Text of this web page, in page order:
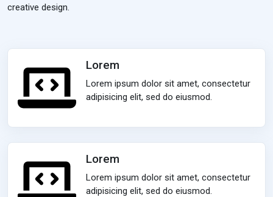
creative design.
Lorem
Lorem ipsum dolor sit amet, consectetur
adipisicing elit, sed do eiusmod.
Lorem
Lorem ipsum dolor sit amet, consectetur
adipisicing elit, sed do eiusmod.